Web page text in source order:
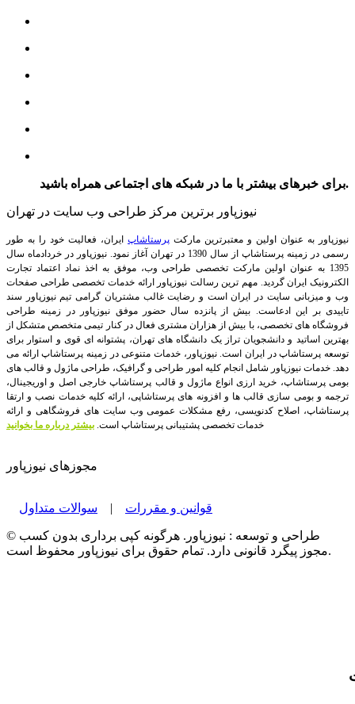
برای خبرهای بیشتر با ما در شبکه های اجتماعی همراه باشید.
نیوزپاور برترین مرکز طراحی وب سایت در تهران
نیوزپاور به عنوان اولین و معتبرترین مارکت پرستاشاپ ایران، فعالیت خود را به طور
رسمی در زمینه پرستاشاپ از سال 1390 در تهران آغاز نمود. نیوزپاور در خردادماه سال
1395 به عنوان اولین مارکت تخصصی طراحی وب، موفق به اخذ نماد اعتماد تجارت
الکترونیک ایران گردید. مهم ترین رسالت نیوزپاور ارائه خدمات تخصصی طراحی صفحات
وب و میزبانی سایت در ایران است و رضایت غالب مشتریان گرامی تیم نیوزپاور سند
تاییدی بر این ادعاست. بیش از پانزده سال حضور موفق نیوزپاور در زمینه طراحی
فروشگاه های تخصصی، با بیش از هزاران مشتری فعال در کنار تیمی متخصص متشکل از
بهترین اساتید و دانشجویان تراز یک دانشگاه های تهران، پشتوانه ای قوی و استوار برای
توسعه پرستاشاپ در ایران است.نیوزپاور، خدمات متنوعی در زمینه پرستاشاپ ارائه می
دهد. خدمات نیوزپاور شامل انجام کلیه امور طراحی و گرافیک، طراحی ماژول و قالب های
بومی پرستاشاپ، خرید ارزی انواع ماژول و قالب پرستاشاپ خارجی اصل و اوریجینال،
ترجمه و بومی سازی قالب ها و افزونه های پرستاشاپی، ارائه کلیه خدمات نصب و ارتقا
پرستاشاپ، اصلاح کدنویسی، رفع مشکلات عمومی وب سایت های فروشگاهی و ارائه
خدمات تخصصی پشتیبانی پرستاشاپ است. بیشتر درباره ما بخوانید
مجوزهای نیوزپاور
قوانین و مقررات | سوالات متداول
© طراحی و توسعه : نیوزپاور. هرگونه کپی برداری بدون کسب
مجوز پیگرد قانونی دارد. تمام حقوق برای نیوزپاور محفوظ است.